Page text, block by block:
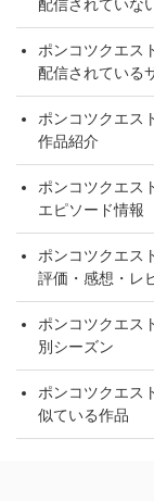
配信されていな
ポンコツクエス
配信されている
ポンコツクエス
作品紹介
ポンコツクエス
エピソード情報
ポンコツクエス
評価・感想・レ
ポンコツクエス
別シーズン
ポンコツクエス
似ている作品